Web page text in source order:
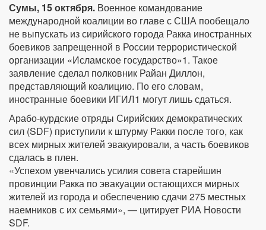
Сумы, 15 октября. Военное командование
международной коалиции во главе с США пообещало
не выпускать из сирийского города Ракка иностранных
боевиков запрещенной в России террористической
организации «Исламское государство»1. Такое
заявление сделал полковник Райан Диллон,
представляющий коалицию. По его словам,
иностранные боевики ИГИЛ1 могут лишь сдаться.
Арабо-курдские отряды Сирийских демократических
сил (SDF) приступили к штурму Ракки после того, как
всех мирных жителей эвакуировали, а часть боевиков
сдалась в плен.
«Успехом увенчались усилия совета старейшин
провинции Ракка по эвакуации остающихся мирных
жителей из города и обеспечению сдачи 275 местных
наемников с их семьями», — цитирует РИА Новости
SDF.